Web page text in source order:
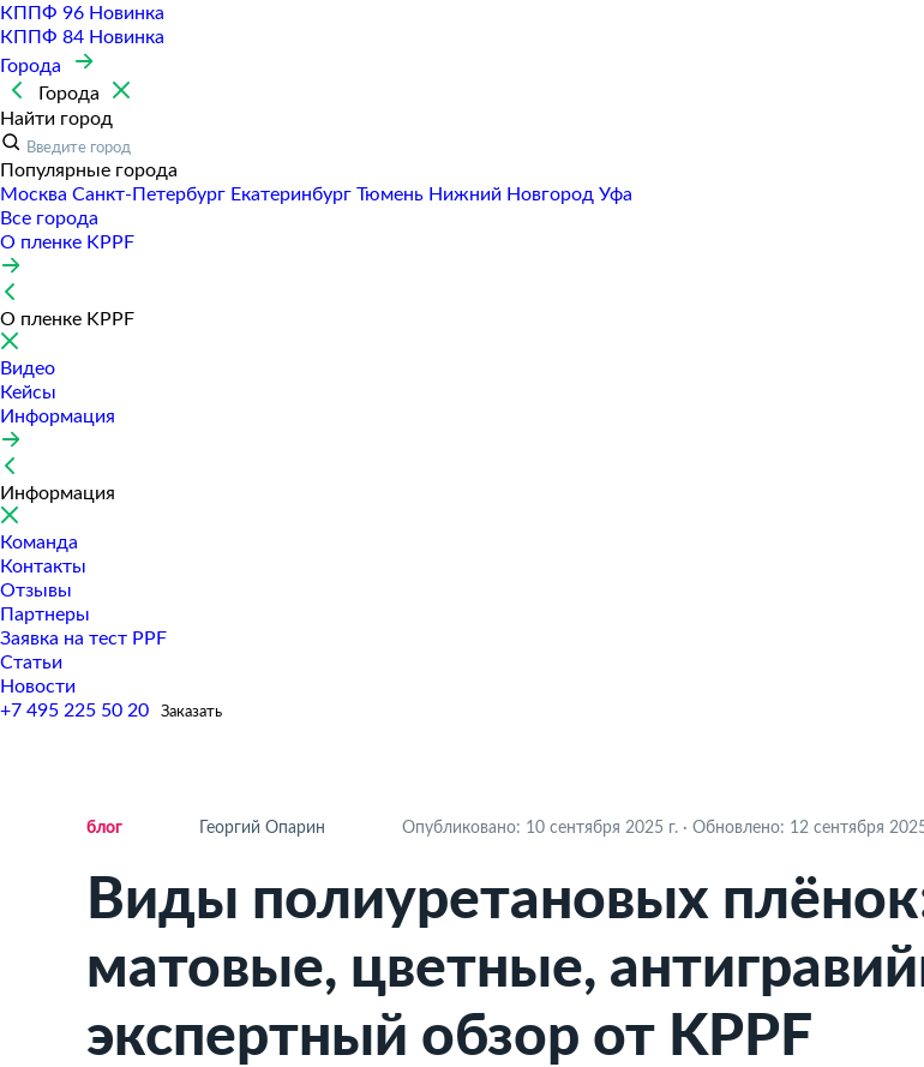
КППФ 96 Новинка
КППФ 84 Новинка
Города
Города
Найти город
Популярные города
Москва Санкт-Петербур Екатеринбур Тюмень Нижний Новгород Уфа
Все города
О пленке KPPF
О пленке KPPF
Видео
Кейсы
Информация
Информация
Команда
Контакты
Отзывы
Партнеры
Заявка на тест PPF
Статьи
Новости
+7 495 225 50 20
Заказать
ло Георгий Опарин Опубликовано: 10 сентября 2025 г. · Обновлено: 12 сентября
Виды полиуретановых
матовые, цветные,
экспертный обзор от KPPF